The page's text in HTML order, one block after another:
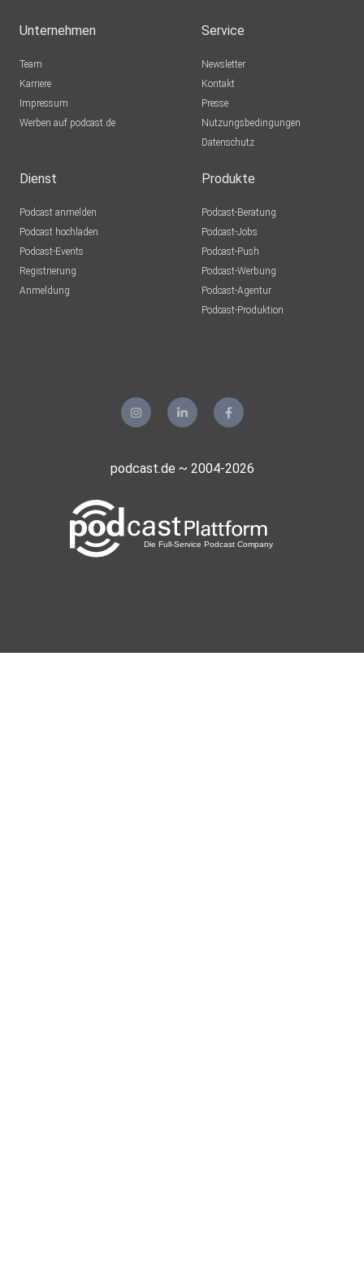
Unternehmen
Team
Karriere
Impressum
Werben auf podcast.de
Service
Newsletter
Kontakt
Presse
Nutzungsbedingungen
Datenschutz
Dienst
Podcast anmelden
Podcast hochladen
Podcast-Events
Registrierung
Anmeldung
Produkte
Podcast-Beratung
Podcast-Jobs
Podcast-Push
Podcast-Werbung
Podcast-Agentur
Podcast-Produktion
podcast.de ~ 2004-2026